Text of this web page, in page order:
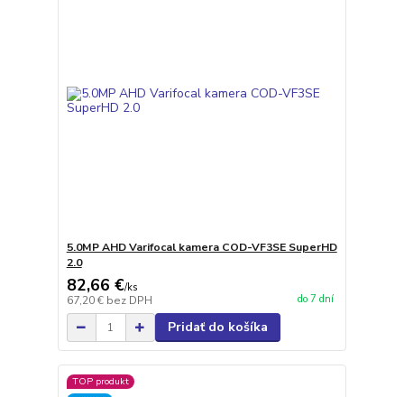
5.0MP AHD Varifocal kamera COD-VF3SE SuperHD
2.0
82,66 €/ks
67,20 € bez DPH do 7 dní
Pridať do košíka
TOP produkt